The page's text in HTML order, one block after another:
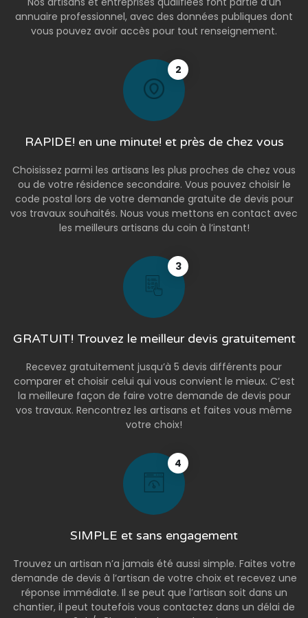
annuaire professionnel, avec des données publiques dont
vous pouvez avoir accès pour tout renseignement.
2
RAPIDE! en une minute! et près de chez vous
Choisissez parmi les artisans les plus proches de chez vous
ou de votre résidence secondaire. Vous pouvez choisir le
code postal lors de votre demande gratuite de devis pour
vos travaux souhaités. Nous vous mettons en contact avec
les meilleurs artisans du coin à l’instant!
3
GRATUIT! Trouvez le meilleur devis gratuitement
Recevez gratuitement jusqu’à 5 devis différents pour
comparer et choisir celui qui vous convient le mieux. C’est
la meilleure façon de faire votre demande de devis pour
vos travaux. Rencontrez les artisans et faites vous même
votre choix!
4
SIMPLE et sans engagement
Trouvez un artisan n’a jamais été aussi simple. Faites votre
demande de devis à l’artisan de votre choix et recevez une
réponse immédiate. Il se peut que l’artisan soit dans un
chantier, il peut toutefois vous contactez dans un délai de